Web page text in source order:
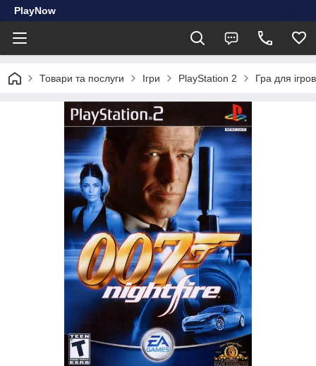
PlayNow
Товари та послуги Ігри PlayStation 2 Гра для